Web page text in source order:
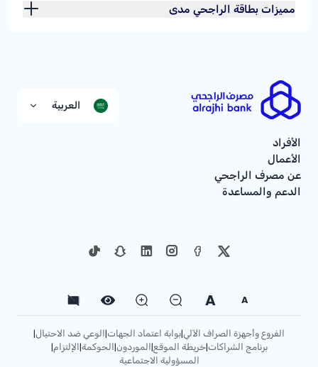
مميزات بطاقة الراجحي مدى
العربية
الأفراد
الأعمال
عن مصرف الراجحي
الدعم والمساعدة
A
A
الفروع وأجهزة الصراف الآلي|بوابة اعتماد الجهات|الوعي ضد الاحتيال|
برنامج الشراكات|خريطة الموقع|الموردون|الحوكمة|الإلتزام|
المسؤولية الاجتماعية